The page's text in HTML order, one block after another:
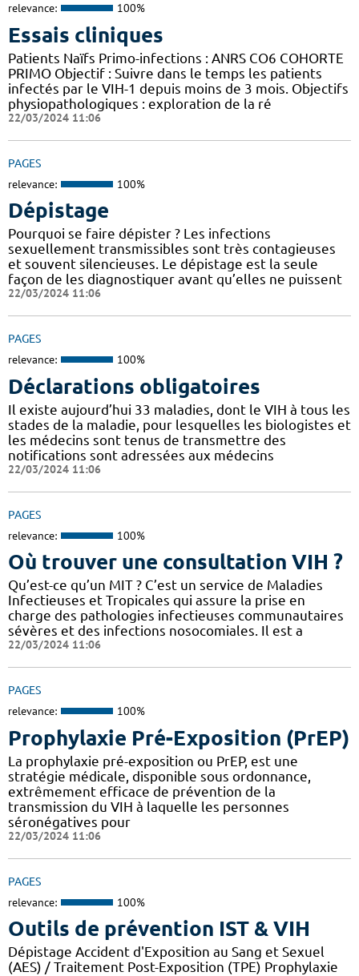
relevance: 100%
Essais cliniques
Patients Naïfs Primo-infections : ANRS CO6 COHORTE
PRIMO Objectif : Suivre dans le temps les patients
infectés par le VIH-1 depuis moins de 3 mois. Objectifs
physiopathologiques : exploration de la ré
22/03/2024 11:06
PAGES
relevance: 100%
Dépistage
Pourquoi se faire dépister ? Les infections
sexuellement transmissibles sont très contagieuses
et souvent silencieuses. Le dépistage est la seule
façon de les diagnostiquer avant qu’elles ne puissent
22/03/2024 11:06
PAGES
relevance: 100%
Déclarations obligatoires
Il existe aujourd’hui 33 maladies, dont le VIH à tous les
stades de la maladie, pour lesquelles les biologistes et
les médecins sont tenus de transmettre des
notifications sont adressées aux médecins
22/03/2024 11:06
PAGES
relevance: 100%
Où trouver une consultation VIH ?
Qu’est-ce qu’un MIT ? C’est un service de Maladies
Infectieuses et Tropicales qui assure la prise en
charge des pathologies infectieuses communautaires
sévères et des infections nosocomiales. Il est a
22/03/2024 11:06
PAGES
relevance: 100%
Prophylaxie Pré-Exposition (PrEP)
La prophylaxie pré-exposition ou PrEP, est une
stratégie médicale, disponible sous ordonnance,
extrêmement efficace de prévention de la
transmission du VIH à laquelle les personnes
séronégatives pour
22/03/2024 11:06
PAGES
relevance: 100%
Outils de prévention IST & VIH
Dépistage Accident d'Exposition au Sang et Sexuel
(AES) / Traitement Post-Exposition (TPE) Prophylaxie